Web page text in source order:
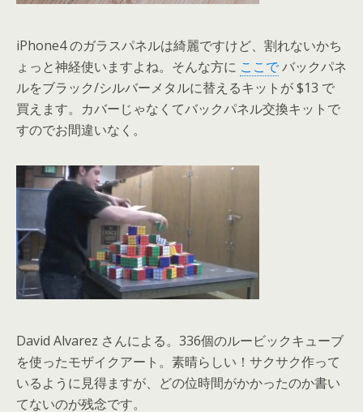
iPhone4 のガラスパネルは綺麗ですけど、割れないかち
ょっと神経使いますよね。そんな方に ここでバックパネ
ルをブラック/シルバーメタルに替えるキットが $13 で
買えます。カバーじゃなくてバックパネル交換キットで
すのでお間違いなく。
David Alvarez さんによる。336個のルービックキューブ
を使ったモザイクアート。素晴らしい！サクサク作って
いるように見得ますが、どの位時間がかかったのか書い
てないのが残念です。